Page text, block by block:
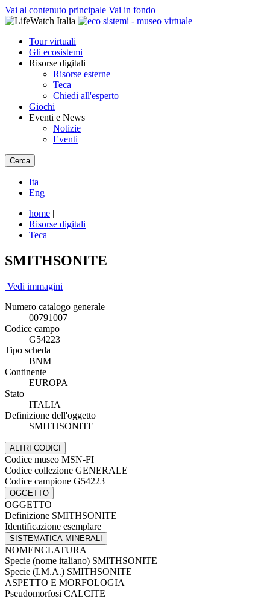
Vai al contenuto principale Vai in fondo
Tour virtuali
Gli ecosistemi
Risorse digitali
Risorse esterne
Teca
Chiedi all'esperto
Giochi
Eventi e News
Notizie
Eventi
Cerca
Ita
Eng
home |
Risorse digitali |
Teca
SMITHSONITE
Vedi immagini
Numero catalogo generale
00791007
Codice campo
G54223
Tipo scheda
BNM
Continente
EUROPA
Stato
ITALIA
Definizione dell'oggetto
SMITHSONITE
ALTRI CODICI
Codice museo MSN-FI
Codice collezione GENERALE
Codice campione G54223
OGGETTO
OGGETTO
Definizione SMITHSONITE
Identificazione esemplare
SISTEMATICA MINERALI
NOMENCLATURA
Specie (nome italiano) SMITHSONITE
Specie (I.M.A.) SMITHSONITE
ASPETTO E MORFOLOGIA
Pseudomorfosi CALCITE